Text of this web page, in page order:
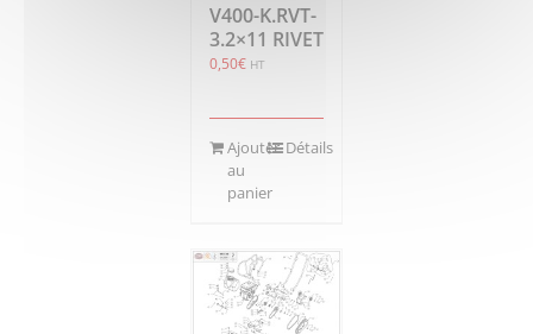
V400-K.RVT-
3.2×11 RIVET
0,50€ HT
Ajouter
au
panier
Détails